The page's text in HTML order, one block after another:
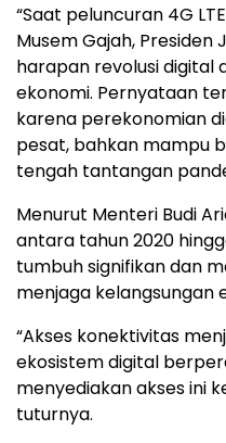
“Saat peluncuran 4G
Musem Gajah,
harapan revolusi digital
ekonomi. Pernyataan
karena perekonomian
pesat, bahkan mampu
tengah tantangan
Menurut Menteri Budi
antara tahun 2020
tumbuh signifikan dan
menjaga kelangsungan
“Akses konektivitas
ekosistem digital
menyediakan akses ini
tuturnya.